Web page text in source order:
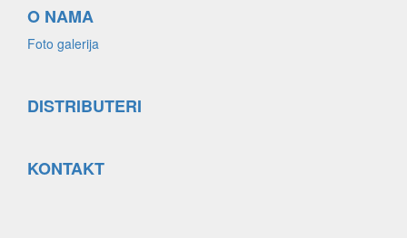
O NAMA
Foto galerija
DISTRIBUTERI
KONTAKT